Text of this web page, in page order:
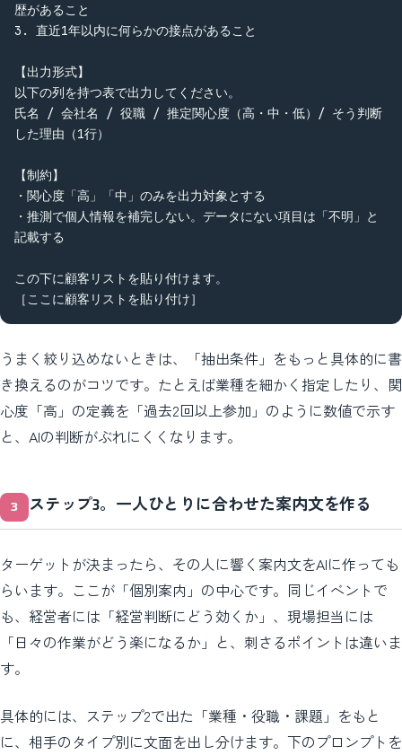
歴があること
3. 直近1年以内に何らかの接点があること
【出力形式】
以下の列を持つ表で出力してください。
氏名 / 会社名 / 役職 / 推定関心度（高・中・低）/ そう判断
した理由（1行）
【制約】
・関心度「高」「中」のみを出力対象とする
・推測で個人情報を補完しない。データにない項目は「不明」と
記載する
この下に顧客リストを貼り付けます。
［ここに顧客リストを貼り付け］
うまく絞り込めないときは、「抽出条件」をもっと具体的に書
き換えるのがコツです。たとえば業種を細かく指定したり、関
心度「高」の定義を「過去2回以上参加」のように数値で示す
と、AIの判断がぶれにくくなります。
ステップ3。一人ひとりに合わせた案内文を作る
ターゲットが決まったら、その人に響く案内文をAIに作っても
らいます。ここが「個別案内」の中心です。同じイベントで
も、経営者には「経営判断にどう効くか」、現場担当には
「日々の作業がどう楽になるか」と、刺さるポイントは違いま
す。
具体的には、ステップ2で出た「業種・役職・課題」をもと
に、相手のタイプ別に文面を出し分けます。下のプロンプトを